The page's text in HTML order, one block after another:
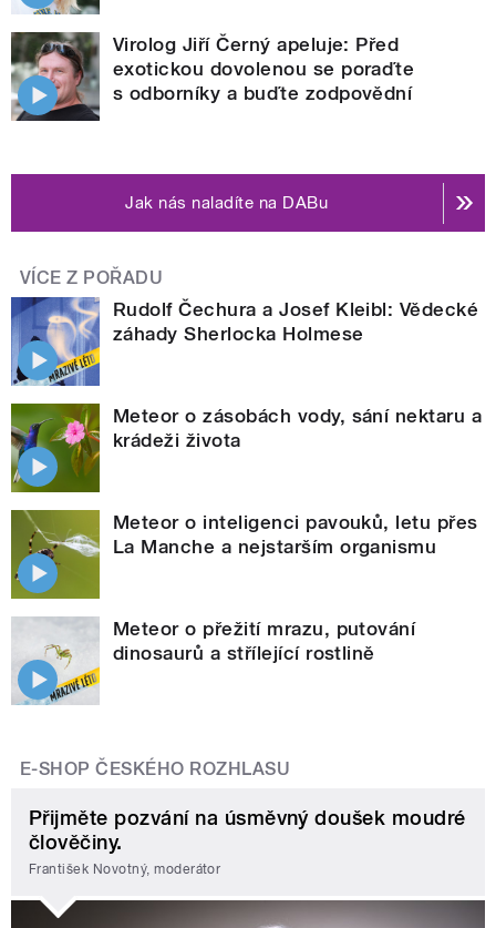
Virolog Jiří Černý apeluje: Před
exotickou dovolenou se poraďte
s odborníky a buďte zodpovědní
Jak nás naladíte na DABu
VÍCE Z POŘADU
Rudolf Čechura a Josef Kleibl: Vědecké
záhady Sherlocka Holmese
Meteor o zásobách vody, sání nektaru a
krádeži života
Meteor o inteligenci pavouků, letu přes
La Manche a nejstarším organismu
Meteor o přežití mrazu, putování
dinosaurů a střílející rostlině
E-SHOP ČESKÉHO ROZHLASU
Přijměte pozvání na úsměvný doušek moudré
člověčiny.
František Novotný, moderátor